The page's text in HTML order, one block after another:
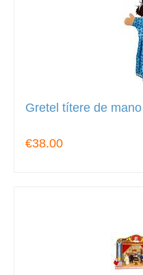
Gretel títere de mano
€38.00